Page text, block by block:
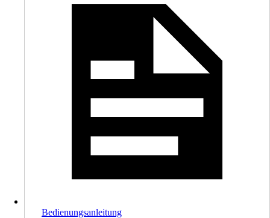
Bedienungsanleitung